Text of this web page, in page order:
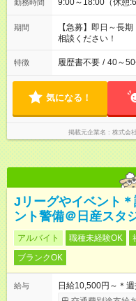
勤務時間 9:00～18:00（休
期間
【急募】即日～長
相談ください！
特徴 履歴書不要 / 40～
気になる！
掲載元企業名 株式会
Jリーグやイベント
ント警備＠日産スタ
アルバイト 職種未経験OK
ブランクOK
給与
日給10,500円～＊週